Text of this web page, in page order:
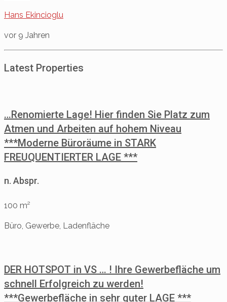
Hans Ekincioglu
vor 9 Jahren
Latest Properties
…Renomierte Lage! Hier finden Sie Platz zum
Atmen und Arbeiten auf hohem Niveau
***Moderne Büroräume in STARK
FREUQUENTIERTER LAGE ***
n. Abspr.
100 m²
Büro, Gewerbe, Ladenfläche
DER HOTSPOT in VS … ! Ihre Gewerbefläche um
schnell Erfolgreich zu werden!
***Gewerbefläche in sehr guter LAGE ***